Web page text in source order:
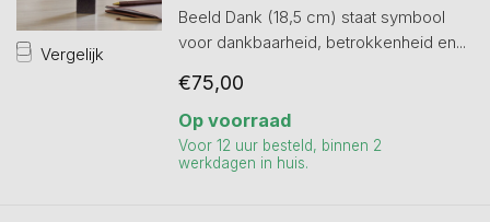
Vergelijk
Beeld Dank (18,5 cm) staat symbool
voor dankbaarheid, betrokkenheid en...
€75,00
Op voorraad
Voor 12 uur besteld, binnen 2
werkdagen in huis.